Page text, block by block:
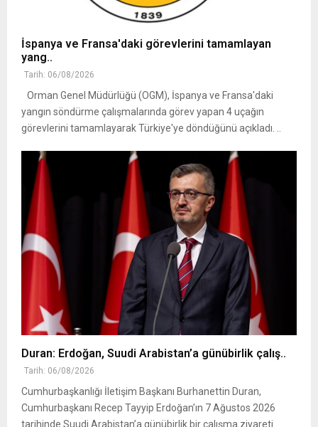
İspanya ve Fransa'daki görevlerini tamamlayan
yang..
Tarih: 06/08/2026
Orman Genel Müdürlüğü (OGM), İspanya ve Fransa'daki
yangın söndürme çalışmalarında görev yapan 4 uçağın
görevlerini tamamlayarak Türkiye'ye döndüğünü açıkladı. ..
Duran: Erdoğan, Suudi Arabistan’a günübirlik çalış..
Tarih: 06/08/2026
Cumhurbaşkanlığı İletişim Başkanı Burhanettin Duran,
Cumhurbaşkanı Recep Tayyip Erdoğan’ın 7 Ağustos 2026
tarihinde Suudi Arabistan’a günübirlik bir çalışma ziyareti